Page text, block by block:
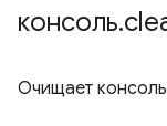
консоль.
Очищает